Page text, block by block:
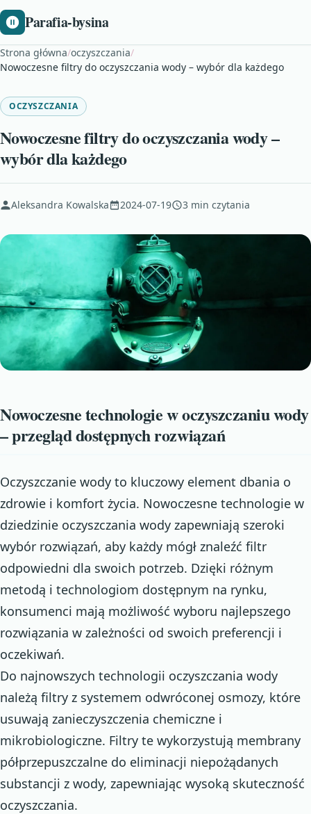
Parafia-bysina
Strona główna/oczyszczania/
Nowoczesne filtry do oczyszczania wody – wybór dla każdego
OCZYSZCZANIA
Nowoczesne filtry do oczyszczania wody –
wybór dla każdego
Aleksandra Kowalska 2024-07-19 3 min czytania
Nowoczesne technologie w oczyszczaniu wody
– przegląd dostępnych rozwiązań
Oczyszczanie wody to kluczowy element dbania o
zdrowie i komfort życia. Nowoczesne technologie w
dziedzinie oczyszczania wody zapewniają szeroki
wybór rozwiązań, aby każdy mógł znaleźć filtr
odpowiedni dla swoich potrzeb. Dzięki różnym
metodą i technologiom dostępnym na rynku,
konsumenci mają możliwość wyboru najlepszego
rozwiązania w zależności od swoich preferencji i
oczekiwań.
Do najnowszych technologii oczyszczania wody
należą filtry z systemem odwróconej osmozy, które
usuwają zanieczyszczenia chemiczne i
mikrobiologiczne. Filtry te wykorzystują membrany
półprzepuszczalne do eliminacji niepożądanych
substancji z wody, zapewniając wysoką skuteczność
oczyszczania.